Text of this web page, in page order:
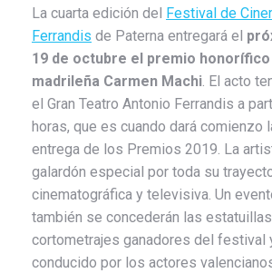
La cuarta edición del Festival de
Ferrandis de Paterna entregará el
19 de octubre el premio
madrileña Carmen Machi. El acto
el Gran Teatro Antonio Ferrandis a
horas, que es cuando dará comienzo
entrega de los Premios 2019. La
galardón especial por toda su
cinematográfica y televisiva. Un
también se concederán las
cortometrajes ganadores del festival
conducido por los actores